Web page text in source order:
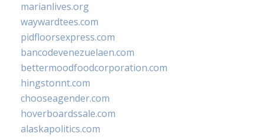
marianlives.org
waywardtees.com
pidfloorsexpress.com
bancodevenezuelaen.com
bettermoodfoodcorporation.com
hingstonnt.com
chooseagender.com
hoverboardssale.com
alaskapolitics.com